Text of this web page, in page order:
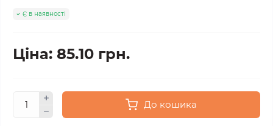
Є в наявності
Ціна: 85.10 грн.
До кошика